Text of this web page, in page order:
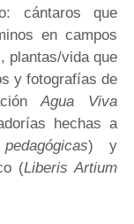
cántaros que
en campos
plantas/vida que
y fotografías de
Agua Viva
hechas a
) y
(Liberis Artium